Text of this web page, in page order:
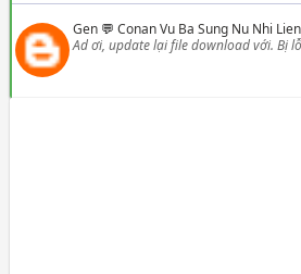
Gen💬 Conan Vu Ba Sung Nu Nhi
Ad ơi, update lại file download với. Bị